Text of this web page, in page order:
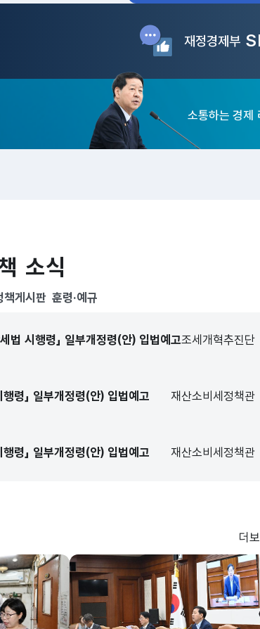
재정경제부
소통하는 경제
소식
세법 시행령」 일부개정령(안) 입법예고조세개혁추진단
행령」 일부개정령(안) 입법예고 재산소비세정책관
행령」 일부개정령(안) 입법예고 재산소비세정책관
책게시판 훈령·예규
사
더